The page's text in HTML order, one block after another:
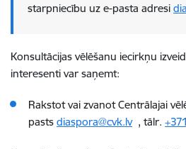
starpniecību uz e-pasta adresi
Konsultācijas vēlēšanu iecirkņu
interesenti var saņemt:
Rakstot vai zvanot Centrālajai
pasts diaspora@cvk.lv, tālr.